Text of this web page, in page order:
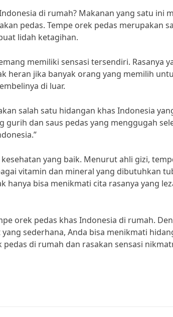
di rumah? Makanan yang satu ini
pedas. Tempe orek pedas merupakan
lidah ketagihan.
memiliki sensasi tersendiri. Rasanya
heran jika banyak orang yang memilih
di luar.
salah satu hidangan khas Indonesia
gurih dan saus pedas yang menggugah
yang baik. Menurut ahli gizi,
vitamin dan mineral yang dibutuhkan
hanya bisa menikmati cita rasanya yang
orek pedas khas Indonesia di rumah.
sederhana, Anda bisa menikmati
di rumah dan rasakan sensasi